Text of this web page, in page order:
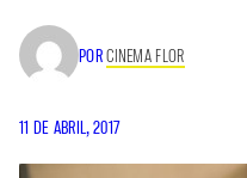
PORCINEMA FLOR
11 DE ABRIL, 2017